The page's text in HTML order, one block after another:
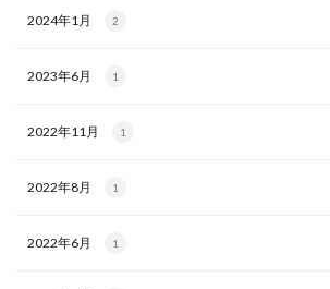
2024年1月 2
2023年6月 1
2022年11月 1
2022年8月 1
2022年6月 1